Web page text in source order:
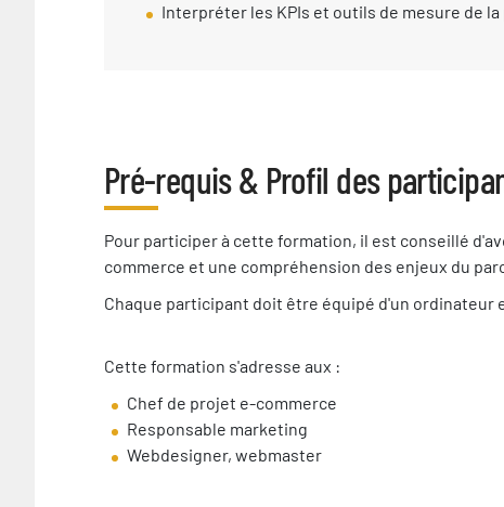
Interpréter les KPIs et outils de mesure de
Pré-requis & Profil des
Pré-
requis
Pour participer à cette formation, il est conseillé
commerce et une compréhension des enjeux du
Chaque participant doit être équipé d'un ordinateur
Cette formation s'adresse aux :
Chef de projet e-commerce
Responsable marketing
Webdesigner, webmaster